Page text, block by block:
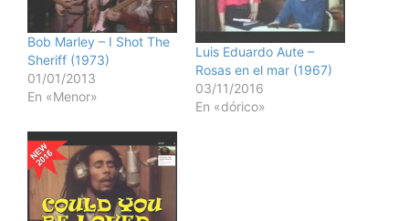
Bob Marley – I Shot The
Sheriff (1973)
01/01/2013
En «Menor»
Luis Eduardo Aute –
Rosas en el mar (1967)
03/11/2016
En «dórico»